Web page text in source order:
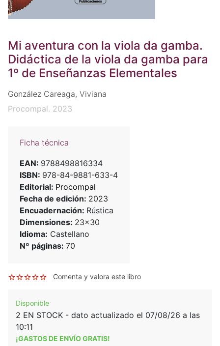
Mi aventura con la viola da gamba.
Didáctica de la viola da gamba para
1º de Enseñanzas Elementales
González Careaga, Viviana
Procompal. 2023
Ficha técnica
EAN: 9788498816334
ISBN: 978-84-9881-633-4
Editorial: Procompal
Fecha de edición: 2023
Encuadernación: Rústica
Dimensiones: 23x30
Idioma: Castellano
Nº páginas: 70
Comenta y valora este libro
Disponible
2 EN STOCK - dato actualizado el 07/08/26 a las
10:11
¡GASTOS DE ENVÍO GRATIS!